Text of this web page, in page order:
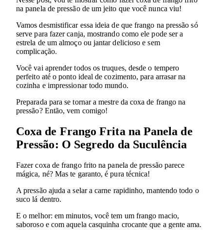
na panela de pressão de um jeito que você nunca viu!
Vamos desmistificar essa ideia de que frango na pressão só
serve para fazer canja, mostrando como ele pode ser a
estrela de um almoço ou jantar delicioso e sem
complicação.
Você vai aprender todos os truques, desde o tempero
perfeito até o ponto ideal de cozimento, para arrasar na
cozinha e impressionar todo mundo.
Preparada para se tornar a mestre da coxa de frango na
pressão? Então, vem comigo!
Coxa de Frango Frita na Panela de
Pressão: O Segredo da Suculência
Fazer coxa de frango frito na panela de pressão parece
mágica, né? Mas te garanto, é pura técnica!
A pressão ajuda a selar a carne rapidinho, mantendo todo o
suco lá dentro.
E o melhor: em minutos, você tem um frango macio,
saboroso e com aquela casquinha crocante que a gente ama.